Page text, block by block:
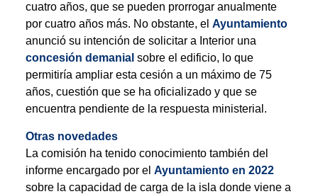
cuatro años, que se pueden prorrogar anualmente
por cuatro años más. No obstante, el Ayuntamiento
anunció su intención de solicitar a Interior una
concesión demanial sobre el edificio, lo que
permitiría ampliar esta cesión a un máximo de 75
años, cuestión que se ha oficializado y que se
encuentra pendiente de la respuesta ministerial.
Otras novedades
La comisión ha tenido conocimiento también del
informe encargado por el Ayuntamiento en 2022
sobre la capacidad de carga de la isla donde viene a